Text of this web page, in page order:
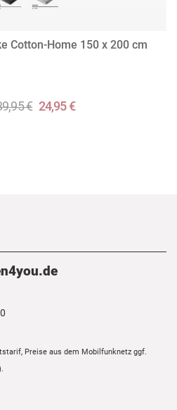
Cotton-Home 150 x 200 cm
€ 24,95 €
Preise aus dem Mobilfunknetz ggf.